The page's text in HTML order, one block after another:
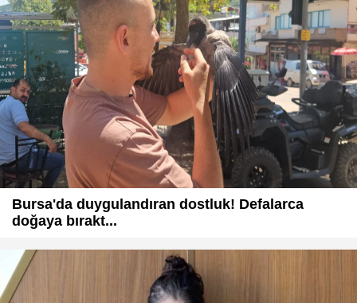
Bursa'da duygulandıran dostluk! Defalarca
doğaya bırakt...